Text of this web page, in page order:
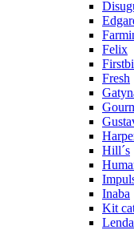
Felix
Fresh
Hill´s
Inaba
Kit
Lenda